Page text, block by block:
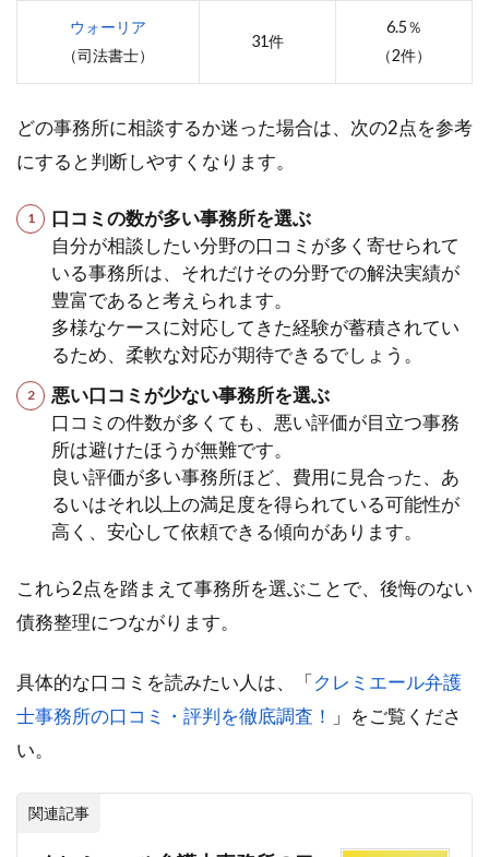
ウォーリア
（司法書士）
31件
6.5％
（2件）
どの事務所に相談するか迷った場合は、次の2点を参考
にすると判断しやすくなります。
口コミの数が多い事務所を選ぶ
自分が相談したい分野の口コミが多く寄せられて
いる事務所は、それだけその分野での解決実績が
豊富であると考えられます。
多様なケースに対応してきた経験が蓄積されてい
るため、柔軟な対応が期待できるでしょう。
悪い口コミが少ない事務所を選ぶ
口コミの件数が多くても、悪い評価が目立つ事務
所は避けたほうが無難です。
良い評価が多い事務所ほど、費用に見合った、あ
るいはそれ以上の満足度を得られている可能性が
高く、安心して依頼できる傾向があります。
これら2点を踏まえて事務所を選ぶことで、後悔のない
債務整理につながります。
具体的な口コミを読みたい人は、「クレミエール弁護
士事務所の口コミ・評判を徹底調査！
」をご覧くださ
い。
関連記事